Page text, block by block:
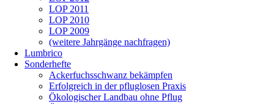
LOP 2011
LOP 2010
LOP 2009
(weitere Jahrgänge nachfragen)
Lumbrico
Sonderhefte
Ackerfuchsschwanz bekämpfen
Erfolgreich in der pfluglosen Praxis
Ökologischer Landbau ohne Pflug